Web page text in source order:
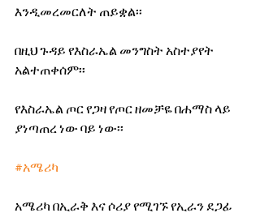
እንዲመረመርለት ጠይቋል፡፡
በዚህ ጉዳይ የእስራኤል መንግስት አስተያየት
አልተጠቀሰም፡፡
የእስራኤል ጦር የጋዛ የጦር ዘመቻዬ በሐማስ ላይ
ያነጣጠረ ነው ባይ ነው፡፡
#አሜሪካ
አሜሪካ በኢራቅ እና ሶሪያ የሚገኙ የኢራን ደጋፊ